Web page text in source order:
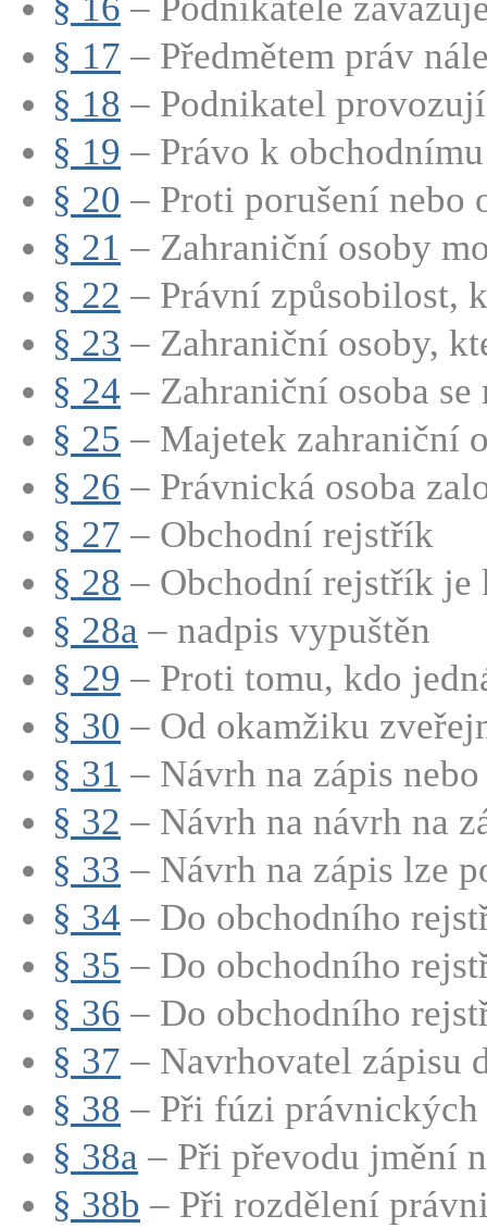
§ 16 – Podnikatele
§ 17 – Předmětem práv
§ 18 – Podnikatel
§ 19 – Právo k
§ 20 – Proti porušení nebo
§ 21 – Zahraniční osoby
§ 22 – Právní způsobilost,
§ 23 – Zahraniční osoby,
§ 24 – Zahraniční osoba se
§ 25 – Majetek zahraniční
§ 26 – Právnická osoba
§ 27 – Obchodní rejstřík
§ 28 – Obchodní rejstřík je
§ 28a – nadpis vypuštěn
§ 29 – Proti tomu, kdo
§ 30 – Od okamžiku
§ 31 – Návrh na zápis
§ 32 – Návrh na návrh na
§ 33 – Návrh na zápis lze
§ 34 – Do obchodního
§ 35 – Do obchodního
§ 36 – Do obchodního
§ 37 – Navrhovatel zápisu
§ 38 – Při fúzi právnických
§ 38a – Při převodu jmění
§ 38b – Při rozdělení